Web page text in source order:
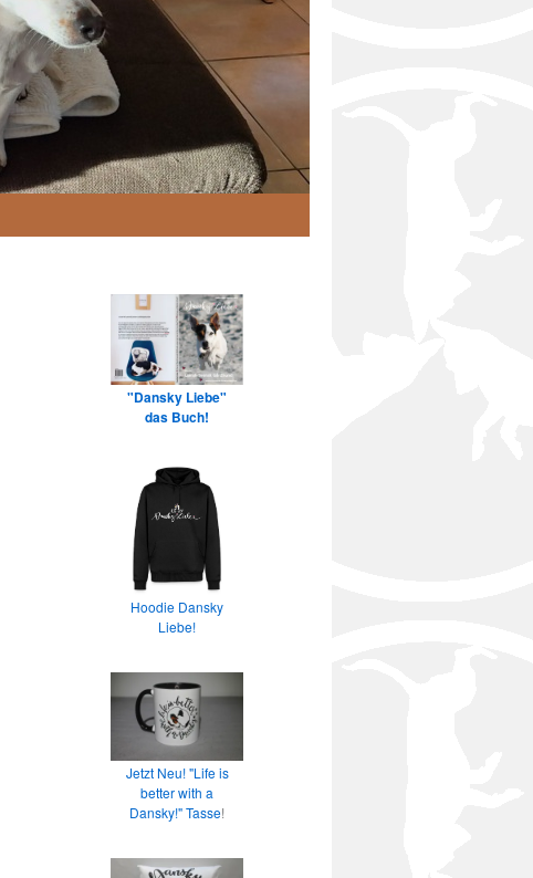
"Dansky Liebe"
das Buch!
Hoodie Dansky
Liebe!
Jetzt Neu! "Life is
better with a
Dansky!" Tasse!